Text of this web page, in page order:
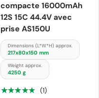
compacte 16000mAh
12S 15C 44.4V avec
prise AS150U
Dimensions (L*W*H) approx.
217x80x150 mm
Weight approx.
4250 g
★★★★★ (1)